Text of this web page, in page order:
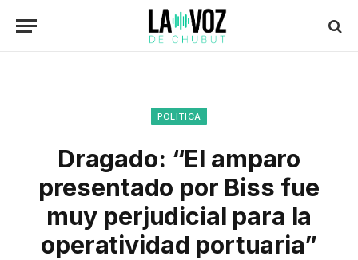
POLÍTICA
Dragado: “El amparo
presentado por Biss fue
muy perjudicial para la
operatividad portuaria”